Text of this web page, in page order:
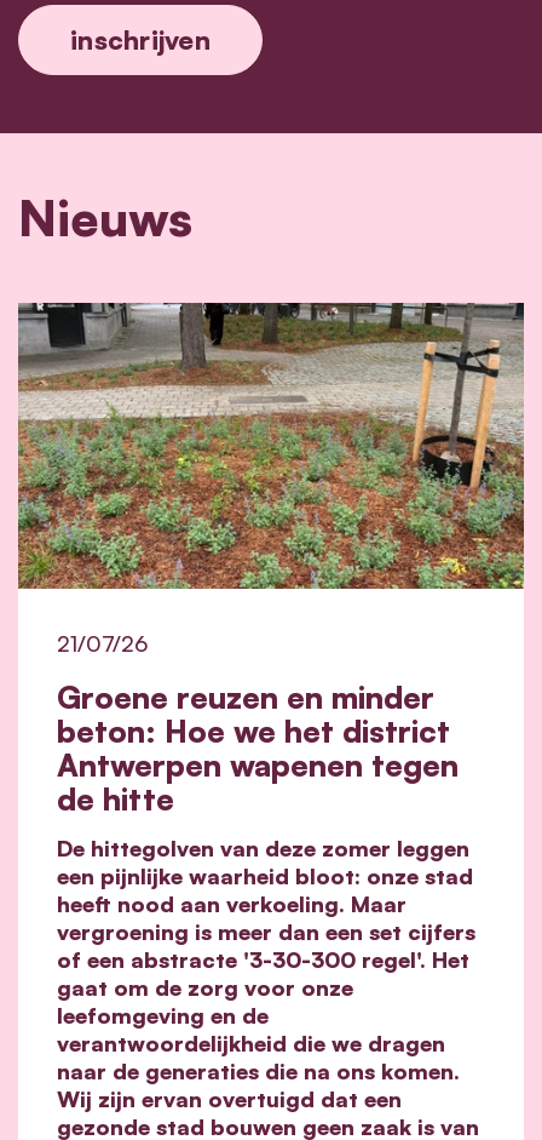
Nieuws
Groene reuzen en minder
beton: Hoe we het district
Antwerpen wapenen tegen
de hitte
21/07/26
De hittegolven van deze zomer leggen
een pijnlijke waarheid bloot: onze stad
heeft nood aan verkoeling. Maar
vergroening is meer dan een set cijfers
of een abstracte '3-30-300 regel'. Het
gaat om de zorg voor onze
leefomgeving en de
verantwoordelijkheid die we dragen
naar de generaties die na ons komen.
Wij zijn ervan overtuigd dat een
gezonde stad bouwen geen zaak is van